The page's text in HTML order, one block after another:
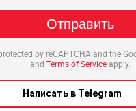
Отправить
by reCAPTCHA and the
and Terms of Serviceapply.
Написать в Telegram